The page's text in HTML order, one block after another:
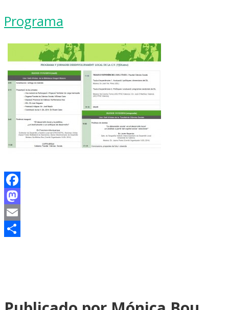
Programa
Facebook
Mastodon
Email